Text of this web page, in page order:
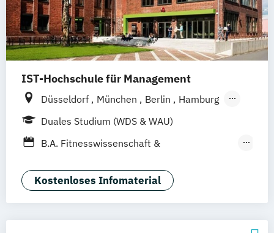
IST-Hochschule für Management
Düsseldorf München Berlin
Hamburg
Weil am Rhein
Frankfurt am Main
Duales Studium (WDS & WAU)
B.A. Fitnesswissenschaft &
Business Administration
Digital Transformation Management
Kostenloses Infomaterial